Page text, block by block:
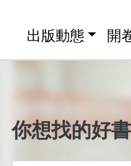
出版動態 開
你想找的好